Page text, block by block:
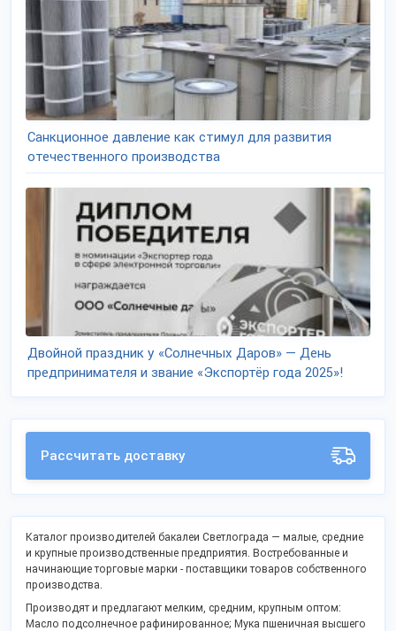
Санкционное давление как стимул для развития
отечественного производства
Двойной праздник у «Солнечных Даров» — День
предпринимателя и звание «Экспортёр года 2025»!
Рассчитать доставку
Каталог производителей бакалеи Светлограда — малые, средние
и крупные производственные предприятия. Востребованные и
начинающие торговые марки - поставщики товаров собственного
производства.
Производят и предлагают мелким, средним, крупным оптом:
Масло подсолнечное рафинированное; Мука пшеничная высшего